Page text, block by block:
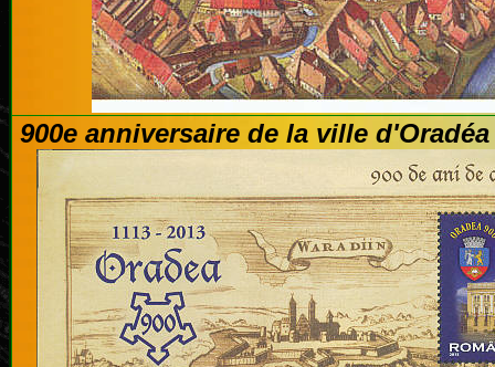
900e anniversaire de la ville